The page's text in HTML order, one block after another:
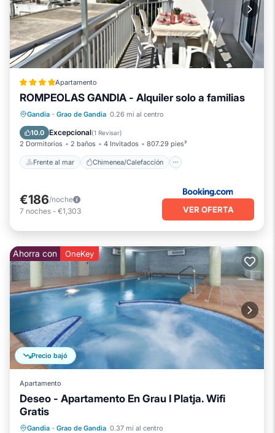
Apartamento
ROMPEOLAS GANDIA - Alquiler solo a familias
Gandia · Grao de Gandia 0.26 mi al centro
10.0 Excepcional(1 Revisar)
2 Dormitorios 2 baños 4 Invitados 807.29 pies²
Frente al mar Chimenea/Calefacción
Frente al mar
Chimenea/Calefacción
Vista al mar
€186/noche
7 noches - €1,303 VER OFERTA
Precio bajó
Ahorra con OneKey
Apartamento
Deseo - Apartamento En Grau I Platja. Wifi
Gratis
Gandia · Grao de Gandia 0.37 mi al centro
Frente al mar
Chimenea/Calefacción